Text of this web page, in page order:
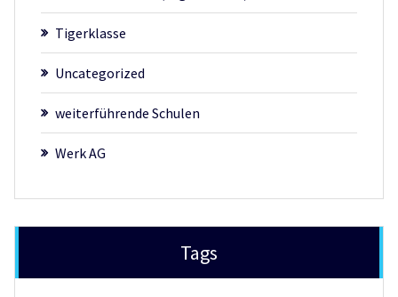
Tigerklasse
Uncategorized
weiterführende Schulen
Werk AG
Tags